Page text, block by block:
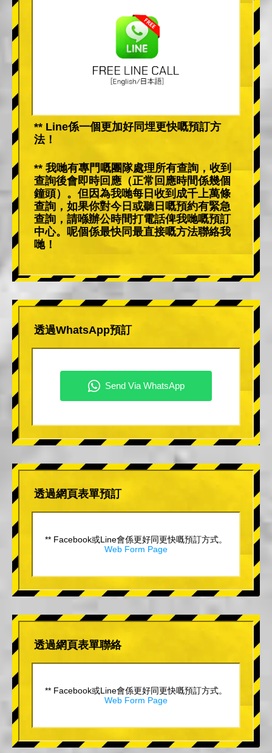
** Line係一個更加好同埋更快嘅預訂方
法！
** 我哋有專門嘅團隊處理所有查詢，收到
查詢後會即時回應（正常回應時間係幾個
鐘頭）。但因為我哋每日收到成千上萬條
查詢，如果你對今日或聽日嘅預約有緊急
查詢，請喺辦公時間打電話俾我哋嘅預訂
中心。呢個係最快同最直接嘅方法聯絡我
哋！
透過WhatsApp預訂
透過網頁表單預訂
** Facebook或Line會係更好同更快嘅預訂方式。
Web Form Page
透過網頁表單聯絡
** Facebook或Line會係更好同更快嘅預訂方式。
Web Form Page